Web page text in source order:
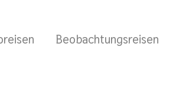
Beobachtungsreisen